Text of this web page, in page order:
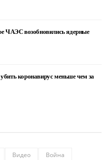
ЧАЭС возобновились ядерные
коронавирус меньше чем за
Видео Война